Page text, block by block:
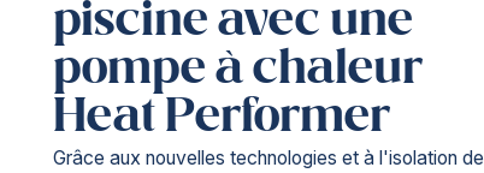
piscine avec une
pompe à chaleur
Heat Performer
Grâce aux nouvelles technologies et à l'isolation de